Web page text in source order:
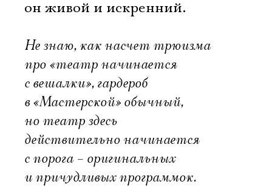
он живой и искренний.
Не знаю, как насчет трюизма
про «театр начинается
с вешалки», гардероб
в «Мастерской» обычный,
но театр здесь
действительно начинается
с порога – оригинальных
и причудливых программок.